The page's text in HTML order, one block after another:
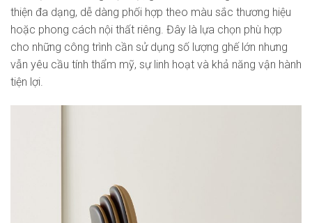
thiện đa dạng, dễ dàng phối hợp theo màu sắc thương hiệu
hoặc phong cách nội thất riêng. Đây là lựa chọn phù hợp
cho những công trình cần sử dụng số lượng ghế lớn nhưng
vẫn yêu cầu tính thẩm mỹ, sự linh hoạt và khả năng vận hành
tiện lợi.